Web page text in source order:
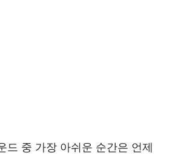
드 중 가장 아쉬운 순간은 언제